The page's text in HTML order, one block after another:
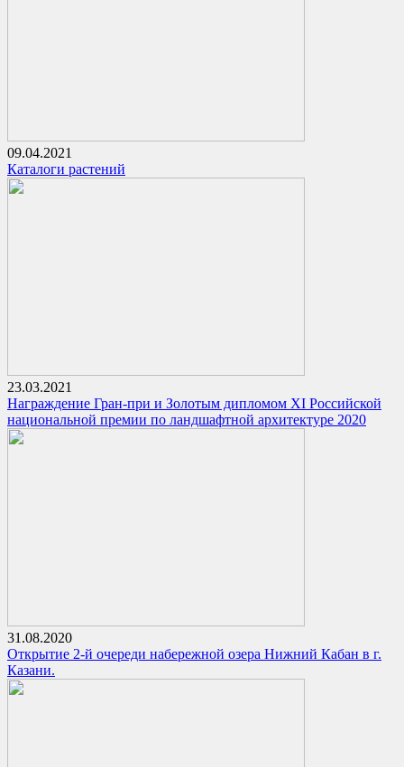
09.04.2021
Каталоги растений
23.03.2021
Награждение Гран-при и Золотым дипломом XI Российской
национальной премии по ландшафтной архитектуре 2020
31.08.2020
Открытие 2-й очереди набережной озера Нижний Кабан в г.
Казани.